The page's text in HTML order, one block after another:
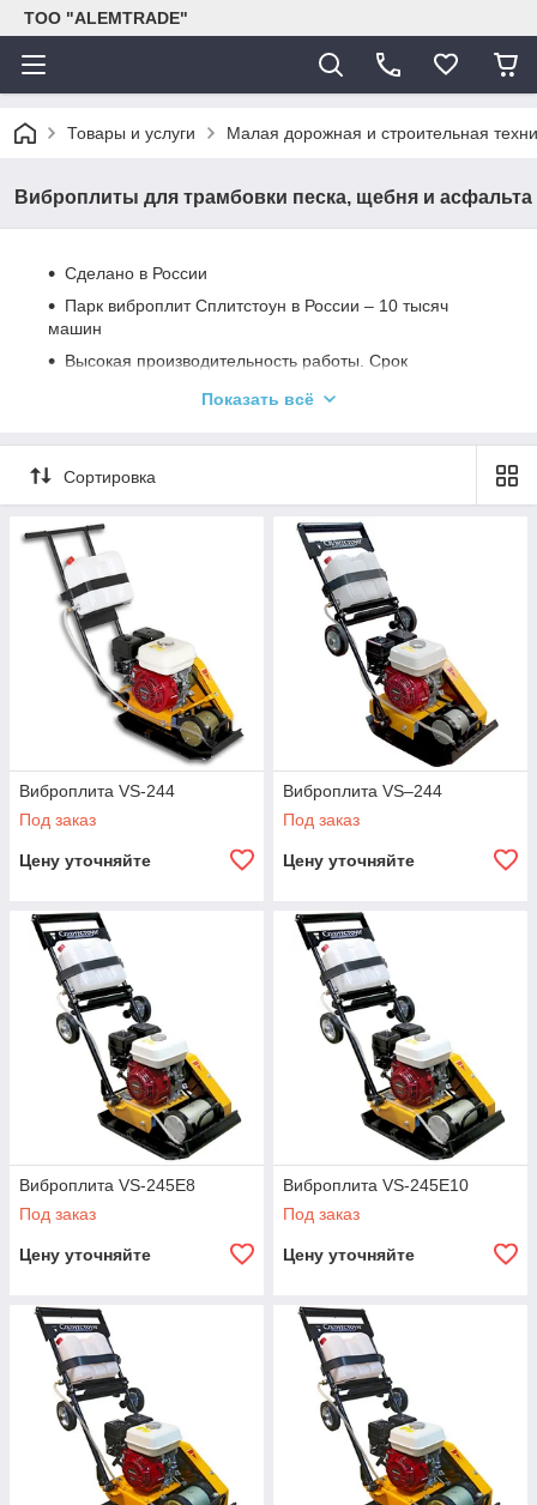
ТОО "ALEMTRADE"
Товары и услуги Малая дорожная и строительная
Виброплиты для трамбовки песка, щебня и асфальта
Сделано в России
Парк виброплит Сплитстоун в России – 10 тысяч
машин
Высокая производительность работы. Срок
Гарантия на двигатель – 3 года!
Гарантия на машину – 1 год
Техническое и гарантийное обслуживание техники
СПЛИТСТОУН осуществляется широкой сетью
региональных сервисных центров
Всегда в наличии запасные части
Полная комплектация включая колёса и систему
орошения
Показать всё
Сортировка
Виброплита VS-244
Под заказ
Цену уточняйте
Виброплита VS–244
Под заказ
Цену уточняйте
Виброплита VS-245E8
Под заказ
Цену уточняйте
Виброплита VS-245E10
Под заказ
Цену уточняйте